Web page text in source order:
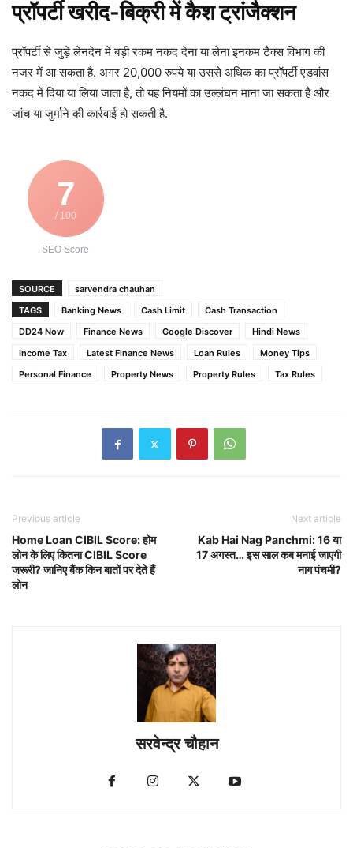
प्रॉपर्टी खरीद-बिक्री में कैश ट्रांजैक्शन
प्रॉपर्टी से जुड़े लेनदेन में बड़ी रकम नकद देना या लेना इनकम टैक्स विभाग की
नजर में आ सकता है. अगर 20,000 रुपये या उससे अधिक का प्रॉपर्टी एडवांस
नकद में दिया या लिया जाता है, तो यह नियमों का उल्लंघन माना जा सकता है और
जांच या जुर्माने की कार्रवाई हो सकती है.
7
/ 100
SEO Score
SOURCE
sarvendra chauhan
TAGS
Banking News Cash Limit
Cash Transaction
DD24 Now
Finance News Google Discover
Hindi News
Income Tax
Latest Finance News Loan Rules
Money Tips
Personal Finance
Property News Property Rules Tax Rules
Previous article
Home Loan CIBIL Score: होम
लोन के लिए कितना CIBIL Score
जरूरी? जानिए बैंक किन बातों पर देते हैं
लोन
Next article
Kab Hai Nag Panchmi: 16 या
17 अगस्त… इस साल कब मनाई जाएगी
नाग पंचमी?
सरवेन्द्र चौहान